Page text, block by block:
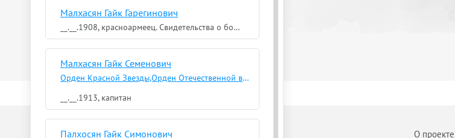
Малхасян Гайк Гарегинович
__.__.1908, красноармеец. Свидетельства о болезни
Малхасян Гайк Семенович
Орден Красной Звезды,Орден Отечественной войны I степени
__.__.1913, капитан
Палхосян Гайк Симонович О проекте